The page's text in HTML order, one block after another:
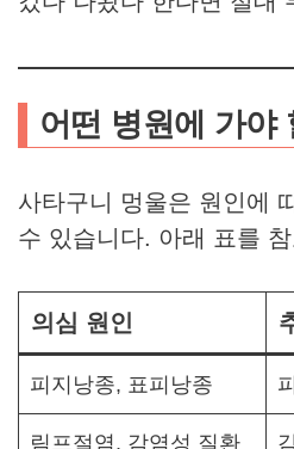
어떤 병원에 가야
사타구니 멍울은 원인에
수 있습니다. 아래 표를
의심 원인
피지낭종, 표피낭종
림프절염, 감염성 질환